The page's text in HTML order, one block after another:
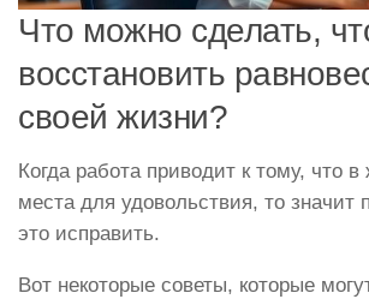
Что можно сделать,
восстановить
своей жизни?
Когда работа приводит к тому, что в
места для удовольствия, то значит
это исправить.
Вот некоторые советы, которые